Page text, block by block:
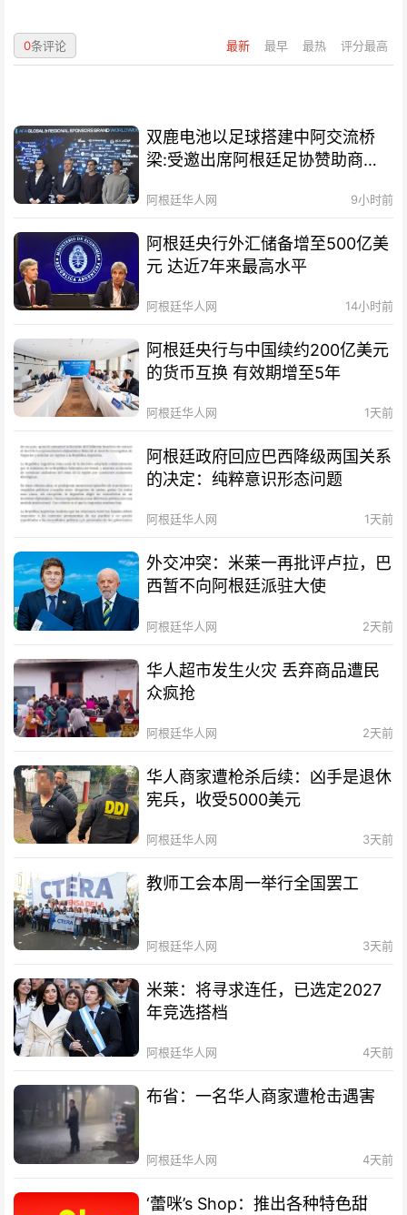
最新 最早 最热 评分最高
0条评论
双鹿电池以足球搭建中阿交流桥
梁:受邀出席阿根廷足协赞助商招
阿根廷华人网 9小时前
阿根廷央行外汇储备增至500亿美
元 达近7年来最高水平
阿根廷华人网 14小时前
阿根廷央行与中国续约200亿美元
的货币互换 有效期增至5年
阿根廷华人网 1天前
阿根廷政府回应巴西降级两国关系
的决定：纯粹意识形态问题
阿根廷华人网 1天前
外交冲突：米莱一再批评卢拉，巴
西暂不向阿根廷派驻大使
阿根廷华人网 2天前
华人超市发生火灾 丢弃商品遭民
众疯抢
阿根廷华人网 2天前
华人商家遭枪杀后续：凶手是退休
宪兵，收受5000美元
阿根廷华人网 3天前
教师工会本周一举行全国罢工
阿根廷华人网 3天前
米莱：将寻求连任，已选定2027
年竞选搭档
阿根廷华人网 4天前
布省：一名华人商家遭枪击遇害
阿根廷华人网 4天前
‘蕾咪’s Shop：推出各种特色甜